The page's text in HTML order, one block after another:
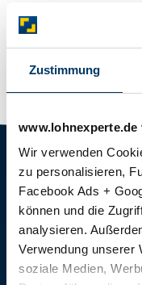
Zustimmung
Wir verwenden
zu personalisieren,
Facebook Ads +
können und die
analysieren.
Verwendung unserer
soziale Medien,
Aufwandsentschädigung
Letzte Aktualisierung:
TARIFE
Navigation
classic.LOHN
comfort.LOHN
comfort.BAULOHN
cloud.LOHN